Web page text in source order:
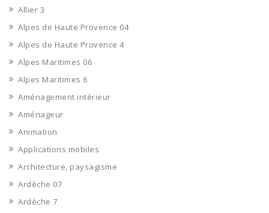
Allier 3
Alpes de Haute Provence 04
Alpes de Haute Provence 4
Alpes Maritimes 06
Alpes Maritimes 6
Aménagement intérieur
Aménageur
Animation
Applications mobiles
Architecture, paysagisme
Ardèche 07
Ardèche 7